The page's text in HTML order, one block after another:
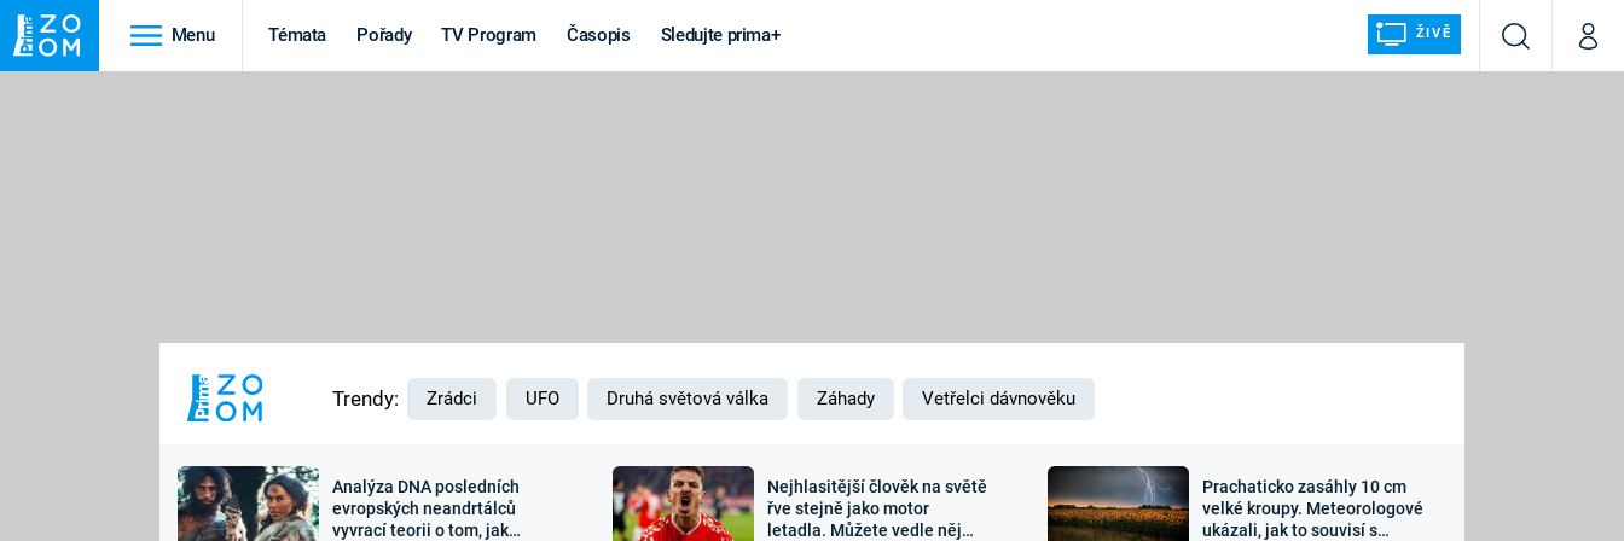
Menu Témata Pořady TV Program Časopis Sledujte prima+ ŽIVĚ
VyhledáváníMůj
MARS
Výročí
Záhady a
Zajímavosti Sledujte nás
Trendy: Zrádci UFO Druhá světová válka Záhady Vetřelci dávnověku
Analýza DNA posledních
evropských neandrtálců
vyvrací teorii o tom, jak
Nejhlasitější člověk na světě
řve stejně jako motor
letadla. Můžete vedle něj
Prachaticko zasáhly 10 cm
velké kroupy. Meteorologové
ukázali, jak to souvisí s